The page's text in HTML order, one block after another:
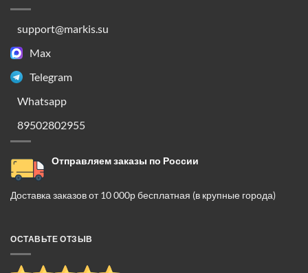
support@markis.su
Max
Telegram
Whatsapp
89502802955
Отправляем заказы по России
Доставка заказов от 10 000р бесплатная (в крупные города)
ОСТАВЬТЕ ОТЗЫВ